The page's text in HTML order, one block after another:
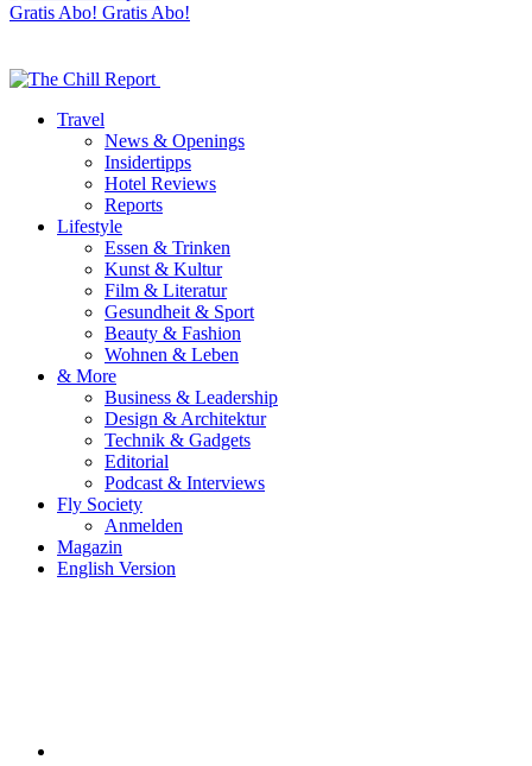
Gratis Abo! Gratis Abo!
Travel
News & Openings
Insidertipps
Hotel Reviews
Reports
Lifestyle
Essen & Trinken
Kunst & Kultur
Film & Literatur
Gesundheit & Sport
Beauty & Fashion
Wohnen & Leben
& More
Business & Leadership
Design & Architektur
Technik & Gadgets
Editorial
Podcast & Interviews
Fly Society
Anmelden
Magazin
English Version